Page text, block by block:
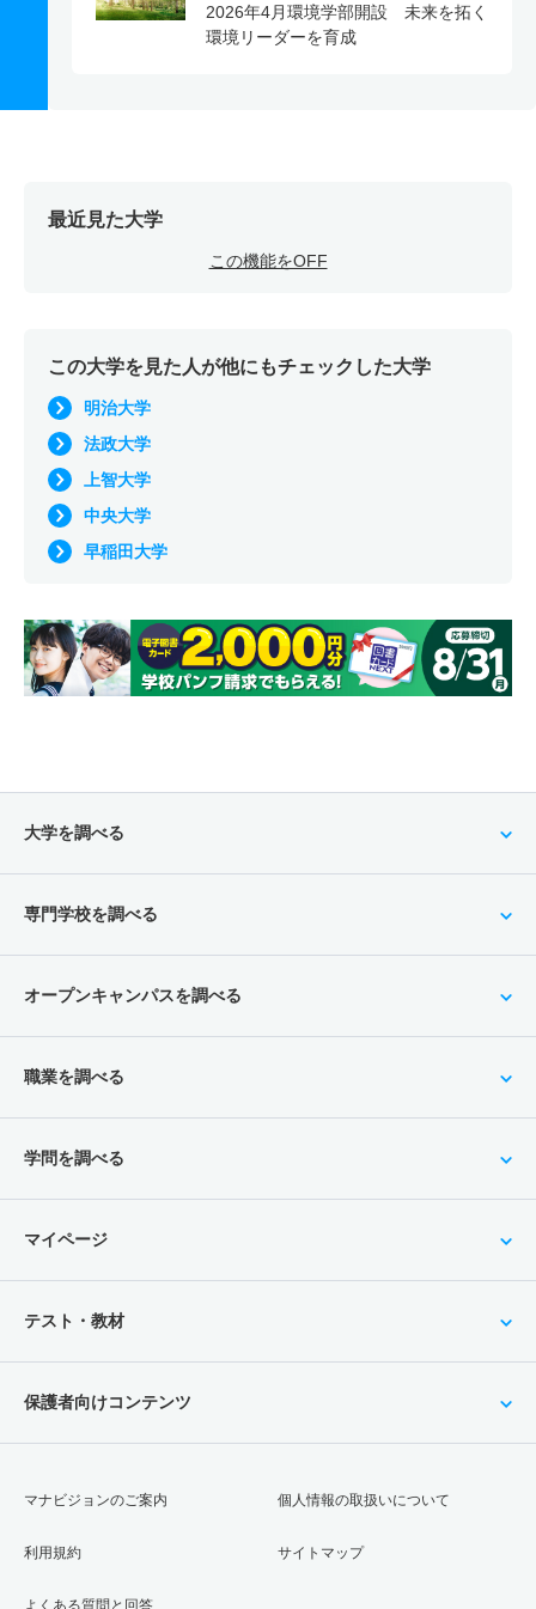
2026年4月環境学部開設 未来を拓く
環境リーダーを育成
最近見た大学
この機能をOFF
この大学を見た人が他にもチェックした大学
明治大学
法政大学
上智大学
中央大学
早稲田大学
大学を調べる
専門学校を調べる
オープンキャンパスを調べる
職業を調べる
学問を調べる
マイページ
テスト・教材
保護者向けコンテンツ
マナビジョンのご案内
利用規約
よくある質問と回答
個人情報の取扱いについて
サイトマップ